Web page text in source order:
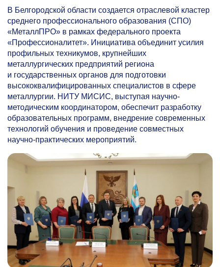
В Белгородской области создается отраслевой кластер
среднего профессионального образования (СПО)
«МеталлПРО» в рамках федерального проекта
«Профессионалитет». Инициатива объединит усилия
профильных техникумов, крупнейших
металлургических предприятий региона
и государственных органов для подготовки
высококвалифицированных специалистов в сфере
металлургии. НИТУ МИСИС, выступая научно-
методическим координатором, обеспечит разработку
образовательных программ, внедрение современных
технологий обучения и проведение совместных
научно-практических мероприятий.